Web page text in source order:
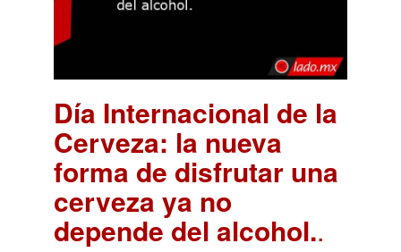
Día Internacional de la
Cerveza: la nueva
forma de disfrutar una
cerveza ya no
depende del alcohol..